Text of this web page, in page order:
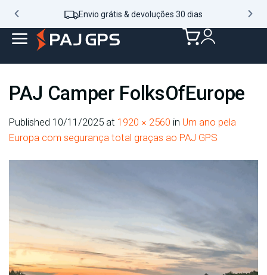
Envio grátis & devoluções 30 dias
PAJ Camper FolksOfEurope
Published 10/11/2025 at 1920 × 2560 in Um ano pela
Europa com segurança total graças ao PAJ GPS